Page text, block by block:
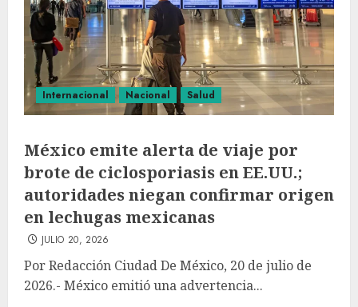
Internacional Nacional Salud
México emite alerta de viaje por
brote de ciclosporiasis en EE.UU.;
autoridades niegan confirmar origen
en lechugas mexicanas
JULIO 20, 2026
Por Redacción Ciudad De México, 20 de julio de
2026.- México emitió una advertencia...